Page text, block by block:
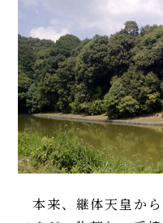
本来、継体天皇か